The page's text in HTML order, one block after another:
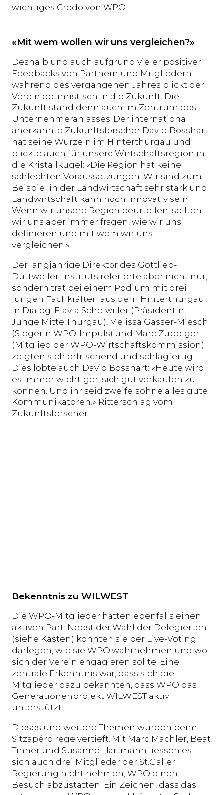
wichtiges Credo von WPO.
«Mit wem wollen wir uns vergleichen?»
Deshalb und auch aufgrund vieler positiver
Feedbacks von Partnern und Mitgliedern
während des vergangenen Jahres blickt der
Verein optimistisch in die Zukunft. Die
Zukunft stand denn auch im Zentrum des
Unternehmeranlasses: Der international
anerkannte Zukunftsforscher David Bosshart
hat seine Wurzeln im Hinterthurgau und
blickte auch für unsere Wirtschaftsregion in
die Kristallkugel: «Die Region hat keine
schlechten Voraussetzungen. Wir sind zum
Beispiel in der Landwirtschaft sehr stark und
Landwirtschaft kann hoch innovativ sein.
Wenn wir unsere Region beurteilen, sollten
wir uns aber immer fragen, wie wir uns
definieren und mit wem wir uns
vergleichen.»
Der langjährige Direktor des Gottlieb-
Duttweiler-Instituts referierte aber nicht nur,
sondern trat bei einem Podium mit drei
jungen Fachkräften aus dem Hinterthurgau
in Dialog. Flavia Scheiwiller (Präsidentin
Junge Mitte Thurgau), Melissa Gasser-Miesch
(Siegerin WPO-Impuls) und Marc Zuppiger
(Mitglied der WPO-Wirtschaftskommission)
zeigten sich erfrischend und schlagfertig.
Dies lobte auch David Bosshart: «Heute wird
es immer wichtiger, sich gut verkaufen zu
können. Und ihr seid zweifelsohne alles gute
Kommunikatoren.» Ritterschlag vom
Zukunftsforscher.
Bekenntnis zu WILWEST
Die WPO-Mitglieder hatten ebenfalls einen
aktiven Part: Nebst der Wahl der Delegierten
(siehe Kasten) konnten sie per Live-Voting
darlegen, wie sie WPO wahrnehmen und wo
sich der Verein engagieren sollte. Eine
zentrale Erkenntnis war, dass sich die
Mitglieder dazu bekannten, dass WPO das
Generationenprojekt WILWEST aktiv
unterstützt.
Dieses und weitere Themen wurden beim
Sitzapéro rege vertieft. Mit Marc Mächler, Beat
Tinner und Susanne Hartmann liessen es
sich auch drei Mitglieder der St.Galler
Regierung nicht nehmen, WPO einen
Besuch abzustatten. Ein Zeichen, dass das